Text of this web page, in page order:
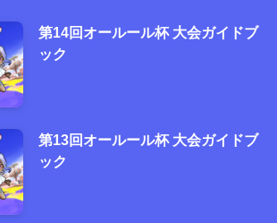
第14回オールール杯 大会ガイドブ
ック
第13回オールール杯 大会ガイドブ
ック